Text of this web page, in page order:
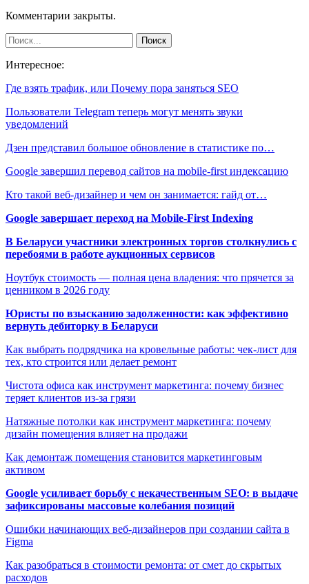
Комментарии закрыты.
Интересное:
Где взять трафик, или Почему пора заняться SEO
Пользователи Telegram теперь могут менять звуки
уведомлений
Дзен представил большое обновление в статистике по…
Google завершил перевод сайтов на mobile-first индексацию
Кто такой веб-дизайнер и чем он занимается: гайд от…
Google завершает переход на Mobile-First Indexing
В Беларуси участники электронных торгов столкнулись с
перебоями в работе аукционных сервисов
Ноутбук стоимость — полная цена владения: что прячется за
ценником в 2026 году
Юристы по взысканию задолженности: как эффективно
вернуть дебиторку в Беларуси
Как выбрать подрядчика на кровельные работы: чек-лист для
тех, кто строится или делает ремонт
Чистота офиса как инструмент маркетинга: почему бизнес
теряет клиентов из-за грязи
Натяжные потолки как инструмент маркетинга: почему
дизайн помещения влияет на продажи
Как демонтаж помещения становится маркетинговым
активом
Google усиливает борьбу с некачественным SEO: в выдаче
зафиксированы массовые колебания позиций
Ошибки начинающих веб-дизайнеров при создании сайта в
Figma
Как разобраться в стоимости ремонта: от смет до скрытых
расходов